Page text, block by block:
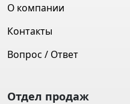
О компании
Контакты
Вопрос / Ответ
Отдел продаж